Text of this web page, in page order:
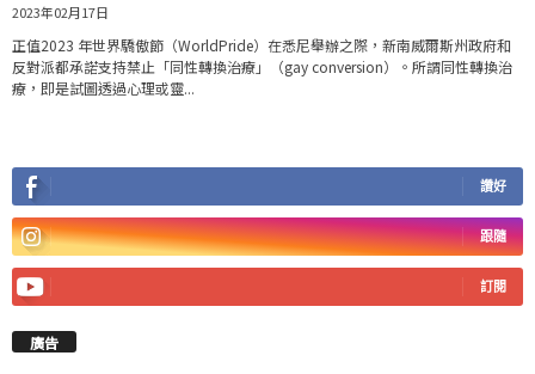
2023年02月17日
正值2023 年世界驕傲節（WorldPride）在悉尼舉辦之際，新南威爾斯州政府和
反對派都承諾支持禁止「同性轉換治療」（gay conversion）。所謂同性轉換治
療，即是試圖透過心理或靈...
讚好
跟隨
訂閱
廣告